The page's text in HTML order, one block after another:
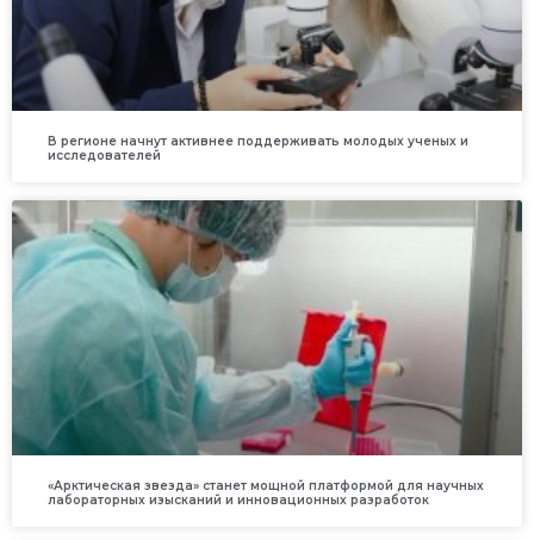
В регионе начнут активнее поддерживать молодых ученых и
исследователей
«Арктическая звезда» станет мощной платформой для научных
лабораторных изысканий и инновационных разработок